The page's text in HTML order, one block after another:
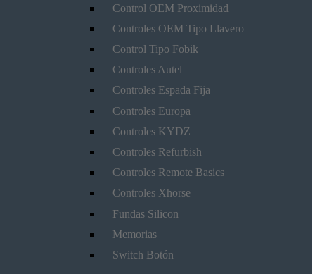
Control OEM Proximidad
Controles OEM Tipo Llavero
Control Tipo Fobik
Controles Autel
Controles Espada Fija
Controles Europa
Controles KYDZ
Controles Refurbish
Controles Remote Basics
Controles Xhorse
Fundas Silicon
Memorias
Switch Botón